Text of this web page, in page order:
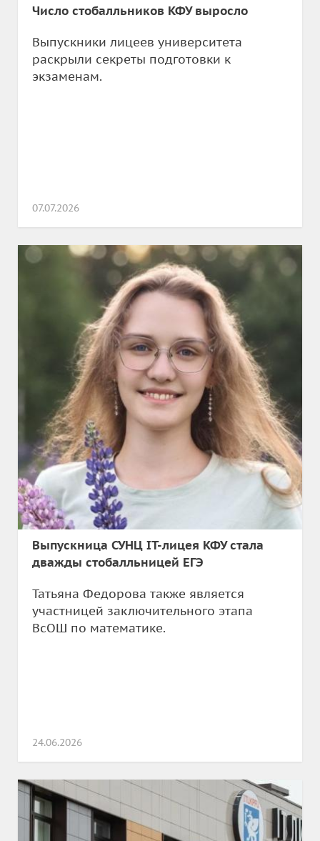
Число стобалльников КФУ выросло
Выпускники лицеев университета
раскрыли секреты подготовки к
экзаменам.
07.07.2026
Выпускница СУНЦ IT-лицея КФУ стала
дважды стобалльницей ЕГЭ
Татьяна Федорова также является
участницей заключительного этапа
ВсОШ по математике.
24.06.2026